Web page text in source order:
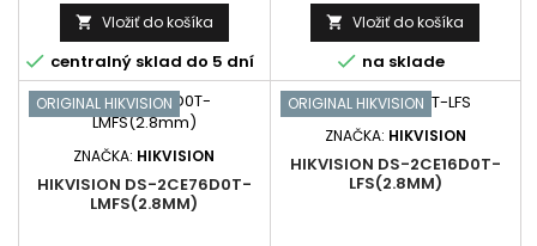
 Vložiť do košíka
 centralný sklad do 5 dní
 Vložiť do košíka
 na sklade
ORIGINAL HIKVISION
ZNAČKA: HIKVISION
HIKVISION DS-2CE76D0T-
LMFS(2.8MM)
ORIGINAL HIKVISION
ZNAČKA: HIKVISION
HIKVISION DS-2CE16D0T-
LFS(2.8MM)